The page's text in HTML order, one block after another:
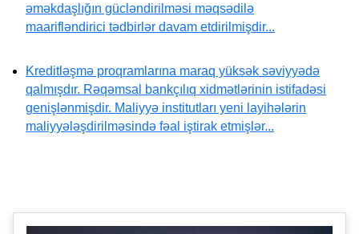
əməkdaşlığın gücləndirilməsi məqsədilə
maarifləndirici tədbirlər davam etdirilmişdir...
Kreditləşmə proqramlarına maraq yüksək səviyyədə
qalmışdır. Rəqəmsal bankçılıq xidmətlərinin istifadəsi
genişlənmişdir. Maliyyə institutları yeni layihələrin
maliyyələşdirilməsində fəal iştirak etmişlər...